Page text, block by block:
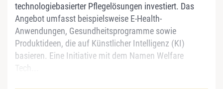
technologiebasierter Pflegelösungen investiert. Das
Angebot umfasst beispielsweise E-Health-
Anwendungen, Gesundheitsprogramme sowie
Produktideen, die auf Künstlicher Intelligenz (KI)
basieren. Eine Initiative mit dem Namen Welfare
Tech...